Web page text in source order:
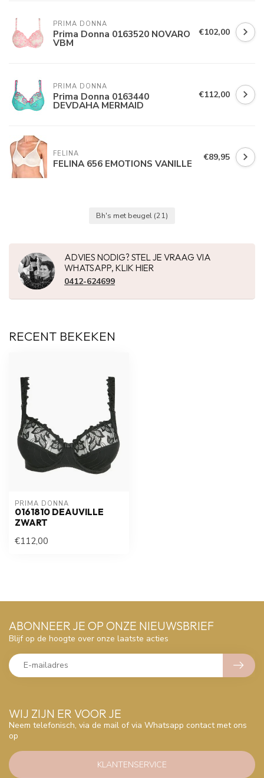
PRIMA DONNA
Prima Donna 0163520 NOVARO
VBM
€102,00
PRIMA DONNA
Prima Donna 0163440
DEVDAHA MERMAID
€112,00
FELINA
FELINA 656 EMOTIONS VANILLE €89,95
Bh's met beugel (21)
ADVIES NODIG? STEL JE VRAAG VIA
WHATSAPP, KLIK HIER
0412-624699
RECENT BEKEKEN
PRIMA DONNA
0161810 DEAUVILLE
ZWART
€112,00
WIJ ZIJN ER VOOR JE
Neem telefonisch, via de mail of via Whatsapp contact met ons
op
KLANTENSERVICE
ABONNEER JE OP ONZE NIEUWSBRIEF
Blijf op de hoogte over onze laatste acties